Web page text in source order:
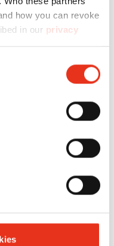
how you can revoke
in our privacy
4026631056755
4026631056762